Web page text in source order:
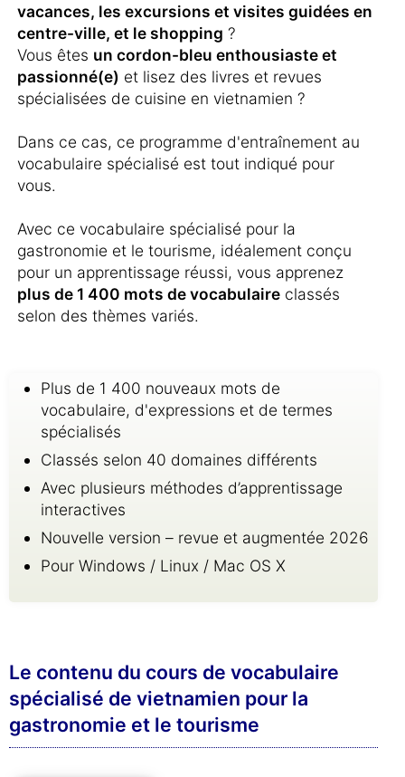
vacances, les excursions et visites guidées en
centre-ville, et le shopping ?
Vous êtes un cordon-bleu enthousiaste et
passionné(e) et lisez des livres et revues
spécialisées de cuisine en vietnamien ?
Dans ce cas, ce programme d'entraînement au
vocabulaire spécialisé est tout indiqué pour
vous.
Avec ce vocabulaire spécialisé pour la
gastronomie et le tourisme, idéalement conçu
pour un apprentissage réussi, vous apprenez
plus de 1 400 mots de vocabulaire classés
selon des thèmes variés.
Plus de 1 400 nouveaux mots de
vocabulaire, d'expressions et de termes
spécialisés
Classés selon 40 domaines différents
Avec plusieurs méthodes d’apprentissage
interactives
Nouvelle version – revue et augmentée 2026
Pour Windows / Linux / Mac OS X
Le contenu du cours de vocabulaire
spécialisé de vietnamien pour la
gastronomie et le tourisme